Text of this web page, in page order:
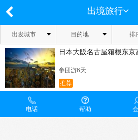
出境旅行
出发城市 目的地 排
日本大阪名古屋箱根东
参团游6天
推荐
电话 帮助